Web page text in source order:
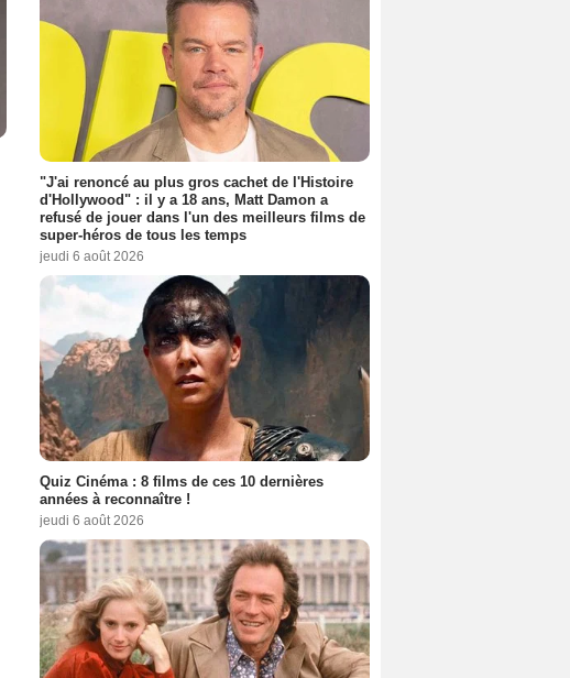
"J'ai renoncé au plus gros cachet de l'Histoire
d'Hollywood" : il y a 18 ans, Matt Damon a
refusé de jouer dans l'un des meilleurs films de
super-héros de tous les temps
jeudi 6 août 2026
Quiz Cinéma : 8 films de ces 10 dernières
années à reconnaître !
jeudi 6 août 2026